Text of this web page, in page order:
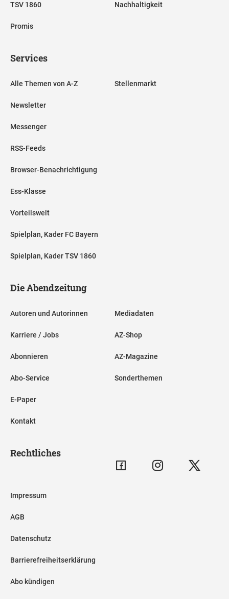
TSV 1860
Promis
Nachhaltigkeit
Services
Alle Themen von A-Z
Newsletter
Messenger
RSS-Feeds
Browser-Benachrichtigung
Ess-Klasse
Vorteilswelt
Spielplan, Kader FC Bayern
Spielplan, Kader TSV 1860
Stellenmarkt
Die Abendzeitung
Autoren und Autorinnen
Karriere / Jobs
Abonnieren
Abo-Service
E-Paper
Kontakt
Mediadaten
AZ-Shop
AZ-Magazine
Sonderthemen
Rechtliches
Impressum
AGB
Datenschutz
Barrierefreiheitserklärung
Abo kündigen